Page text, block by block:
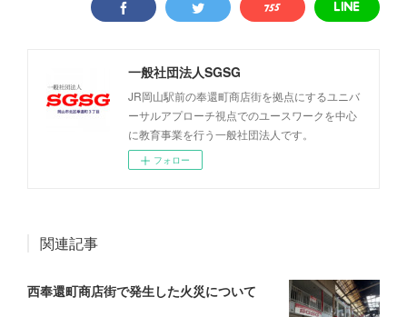
一般社団法人SGSG
JR岡山駅前の奉還町商店街を拠点にするユニバ
ーサルアプローチ視点でのユースワークを中心
に教育事業を行う一般社団法人です。
フォロー
関連記事
西奉還町商店街で発生した火災について